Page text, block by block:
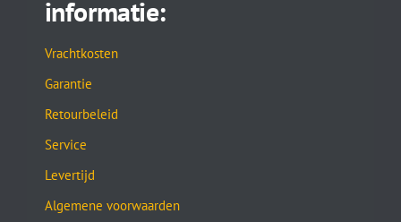
informatie:
Vrachtkosten
Garantie
Retourbeleid
Service
Levertijd
Algemene voorwaarden